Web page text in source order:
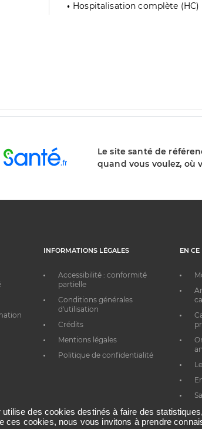
Hospitalisation complète (HC)
Le site santé de
quand vous voulez, où
INFORMATIONS LÉGALES
Accessibilité : conformité
partielle
Conditions générales
d'utilisation
Crédits
Mentions légales
Politique de confidentialité
EN
des cookies destinés à faire des
ces cookies, nous vous invitons à prendre